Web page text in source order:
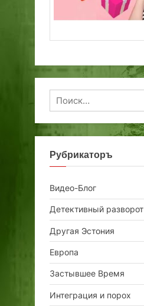
Найти:
Рубрикаторъ
Видео-Блог
Детективный разворот
Другая Эстония
Европа
Застывшее Время
Интеграция и порох